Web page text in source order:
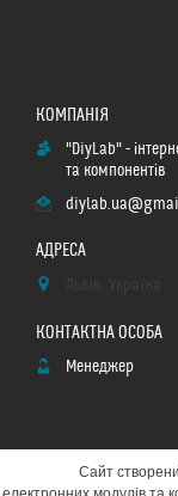
"DiyLab" -
та компонентів
Менеджер
Сайт